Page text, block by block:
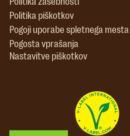
Politika piškotkov
Pogoji uporabe spletnega mesta
Pogosta vprašanja
Nastavitve piškotkov